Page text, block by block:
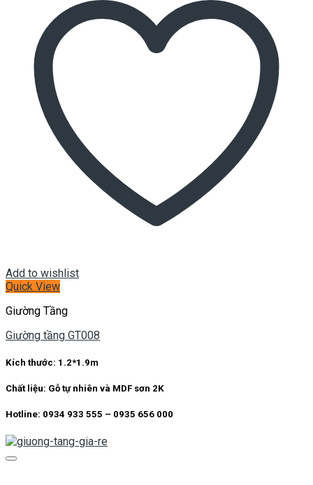
Add to wishlist
Quick View
Giường Tầng
Giường tầng GT008
Kích thước: 1.2*1.9m
Chất liệu: Gỗ tự nhiên và MDF sơn 2K
Hotline: 0934 933 555 – 0935 656 000